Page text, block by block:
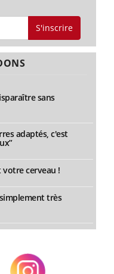
S'inscrire
sans
adaptés, c'est
cerveau !
très